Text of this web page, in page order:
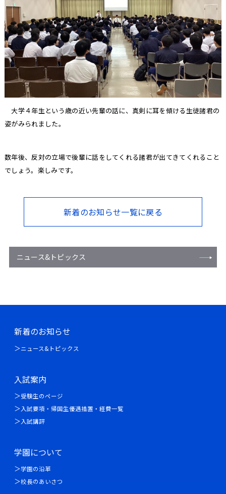
大学４年生という歳の近い先輩の話に、真剣に耳を傾ける生徒諸君の
姿がみられました。
数年後、反対の立場で後輩に話をしてくれる諸君が出てきてくれること
でしょう。楽しみです。
新着のお知らせ一覧に戻る
ニュース&トピックス
新着のお知らせ
ニュース&トピックス
入試案内
受験生のページ
入試要項・帰国生優遇措置・経費一覧
入試講評
学園について
学園の沿革
校長のあいさつ